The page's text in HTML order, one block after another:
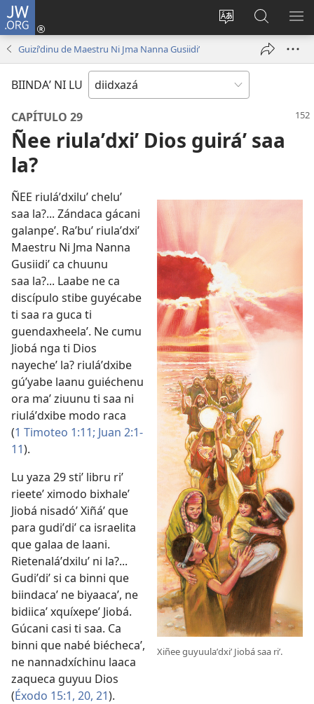
JW.ORG
Bichaa
página
Bizulú
sesión
window)
Biyubi
JW.ORG
RA
Guizíʼdinu de Maestru Ni Jma Nanna Gusiidiʼ
BIINDAʼ NI LU
CAPÍTULO 29
Ñee riulaʼdxiʼ Dios guiráʼ saa
la?
Xiñee guyuulaʼdxiʼ Jiobá saa riʼ.
ÑEE riuláʼdxiluʼ cheluʼ
saa la?... Zándaca gácani
galanpeʼ. Raʼbuʼ riulaʼdxiʼ
Maestru Ni Jma Nanna
Gusiidiʼ ca chuunu
saa la?... Laabe ne ca
discípulo stibe guyécabe
ti saa ra guca ti
guendaxheelaʼ. Ne cumu
Jiobá nga ti Dios
nayecheʼ la? riuláʼdxibe
gúʼyabe laanu guiéchenu
ora maʼ ziuunu ti saa ni
riuláʼdxibe modo raca
(1 Timoteo 1:11; Juan 2:1-
11).
Lu yaza 29 stiʼ libru riʼ
rieeteʼ ximodo bixhaleʼ
Jiobá nisadóʼ Xiñáʼ que
para gudiʼdiʼ ca israelita
que galaa de laani.
Rietenaláʼdxiluʼ ni la?...
Gudiʼdiʼ si ca binni que
biindacaʼ ne biyaacaʼ, ne
bidiicaʼ xquíxepeʼ Jiobá.
Gúcani casi ti saa. Ca
binni que nabé biéchecaʼ,
ne nannadxíchinu laaca
zaqueca guyuu Dios
(Éxodo 15:1, 20, 21).